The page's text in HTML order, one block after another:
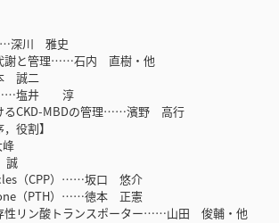
深川 雅史
謝と管理……石内 直樹・他
誠二
……塩井 淳
るCKD-MBDの管理……濱野 高行
役割】
（CPP）……坂口 悠介
（PTH）……徳本 正憲
リン酸トランスポーター……山田 俊輔・他